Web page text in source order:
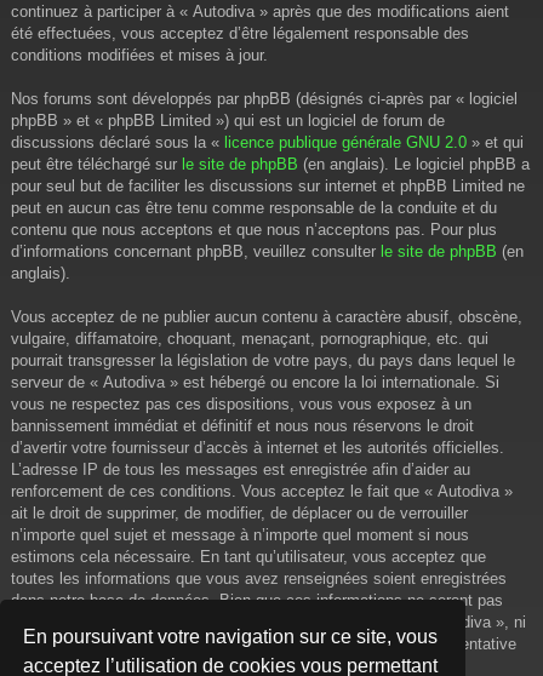
En poursuivant votre navigation sur ce site, vous
acceptez l’utilisation de cookies vous permettant
continuez à participer à « Autodiva » après que des modifications aient
été effectuées, vous acceptez d’être légalement responsable des
conditions modifiées et mises à jour.
Nos forums sont développés par phpBB (désignés ci-après par « logiciel
phpBB » et « phpBB Limited ») qui est un logiciel de forum de
discussions déclaré sous la « licence publique générale GNU 2.0 » et qui
peut être téléchargé sur le site de phpBB (en anglais). Le logiciel phpBB a
pour seul but de faciliter les discussions sur internet et phpBB Limited ne
peut en aucun cas être tenu comme responsable de la conduite et du
contenu que nous acceptons et que nous n’acceptons pas. Pour plus
d’informations concernant phpBB, veuillez consulter le site de phpBB (en
anglais).
Vous acceptez de ne publier aucun contenu à caractère abusif, obscène,
vulgaire, diffamatoire, choquant, menaçant, pornographique, etc. qui
pourrait transgresser la législation de votre pays, du pays dans lequel le
serveur de « Autodiva » est hébergé ou encore la loi internationale. Si
vous ne respectez pas ces dispositions, vous vous exposez à un
bannissement immédiat et définitif et nous nous réservons le droit
d’avertir votre fournisseur d’accès à internet et les autorités officielles.
L’adresse IP de tous les messages est enregistrée afin d’aider au
renforcement de ces conditions. Vous acceptez le fait que « Autodiva »
ait le droit de supprimer, de modifier, de déplacer ou de verrouiller
n’importe quel sujet et message à n’importe quel moment si nous
estimons cela nécessaire. En tant qu’utilisateur, vous acceptez que
toutes les informations que vous avez renseignées soient enregistrées
dans notre base de données. Bien que ces informations ne seront pas
diffusées à une tierce partie sans votre consentement, ni « Autodiva », ni
phpBB, ne pourront être tenus comme responsables en cas de tentative
de piratage informatique visant à compromettre vos données.